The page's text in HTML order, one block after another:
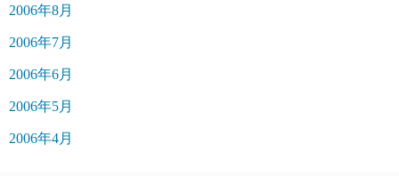
2006年8月
2006年7月
2006年6月
2006年5月
2006年4月